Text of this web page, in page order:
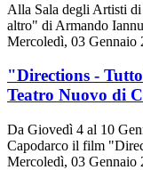
Alla Sala degli Artisti
altro" di Armando
Mercoledì, 03 Gennaio
"Directions -
Teatro Nuovo di
Da Giovedì 4 al 10
Capodarco il film
Mercoledì, 03 Gennaio